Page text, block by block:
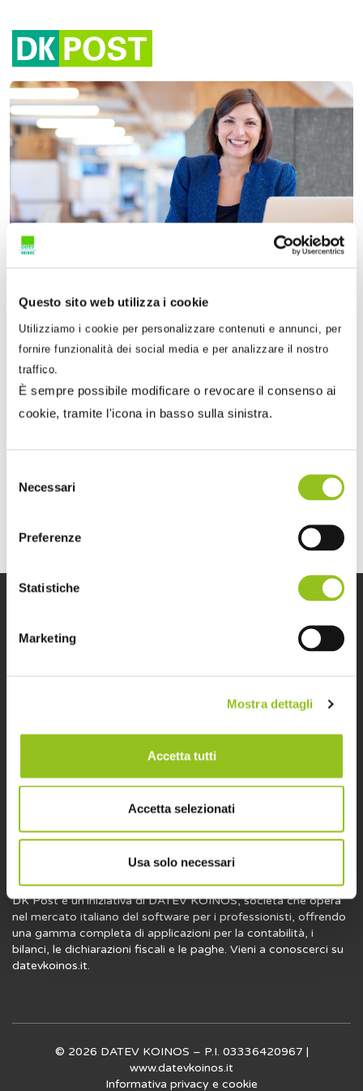
Questo sito web utilizza i cookie
Utilizziamo i cookie per personalizzare contenuti e annunci, per
fornire funzionalità dei social media e per analizzare il nostro
traffico.
È sempre possibile modificare o revocare il consenso ai
cookie, tramite l'icona in basso sulla sinistra.
delNecessari
Preferenze
Statistiche
Marketing
Mostra dettagli
Accetta tutti
Accetta selezionati
Usa solo necessari
Tag:auto
15 Luglio 2025
Sandra Pennacini
Reddito di lavoro autonomo: acquisto di bonus
edilizi, interessi e assicurazione professionale
Con la recente Risposta ad interpello n. 171/2025,
l’Agenzia delle Entrate ha fornito interessanti
DK Post è il magazine dedicato alle notizie, agli
approfondimenti e alle opinioni in materia contabile, fiscale,
l’attività professionale. Leggi, scrivi e condividi su DK Post.
DK Post è un’iniziativa di DATEV KOINOS, società che opera
nel mercato italiano del software per i professionisti, offrendo
una gamma completa di applicazioni per la contabilità, i
bilanci, le dichiarazioni fiscali e le paghe. Vieni a conoscerci su
datevkoinos.it.
© 2026 DATEV KOINOS – P.I. 03336420967 |
www.datevkoinos.it
Informativa privacy e cookie